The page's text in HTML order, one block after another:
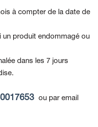
à compter de la date de
un produit endommagé ou
dans les 7 jours
ou par email